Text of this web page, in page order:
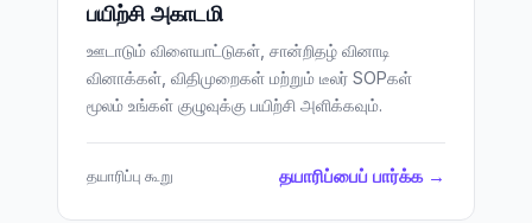
பயிற்சி அகாடமி
ஊடாடும் விளையாட்டுகள், சான்றிதழ் வினாடி
வினாக்கள், விதிமுறைகள் மற்றும் டீலர் SOPகள்
மூலம் உங்கள் குழுவுக்கு பயிற்சி அளிக்கவும்.
தயாரிப்பு கூறு தயாரிப்பைப் பார்க்க →